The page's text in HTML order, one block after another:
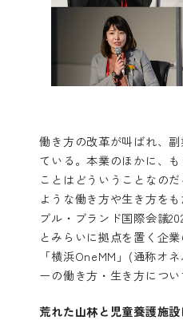
働き方の改革が叫ばれ、
ている。本業のほかに、
ことはどういうことなの
ような働き方や生き方を
ブル・ブランド国際会議
とみらいに拠点を置く企
「横浜OneMM」(通称オ
ーの働き方・生き方につい
荒れた山林と児童養護施